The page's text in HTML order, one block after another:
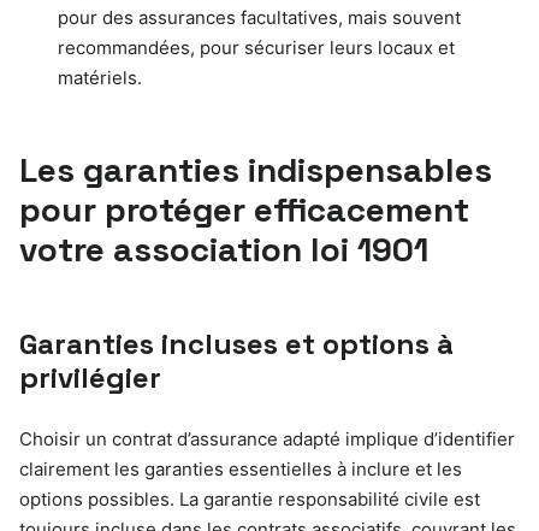
pour des assurances facultatives, mais souvent
recommandées, pour sécuriser leurs locaux et
matériels.
Les garanties indispensables
pour protéger efficacement
votre association loi 1901
Garanties incluses et options à
privilégier
Choisir un contrat d’assurance adapté implique d’identifier
clairement les garanties essentielles à inclure et les
options possibles. La garantie responsabilité civile est